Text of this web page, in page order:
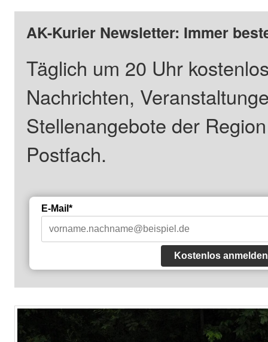
AK-Kurier Newsletter: Immer
Täglich um 20 Uhr
Nachrichten,
Stellenangebote der
Postfach.
E-Mail*
Kostenlos anmelden